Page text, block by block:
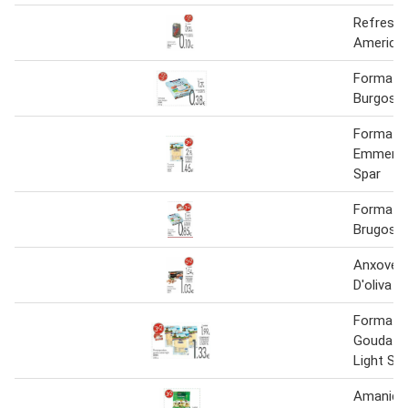
Refresc
Burgos
Spar
Brugos
Anxoves
D'oliva
Gouda
Light